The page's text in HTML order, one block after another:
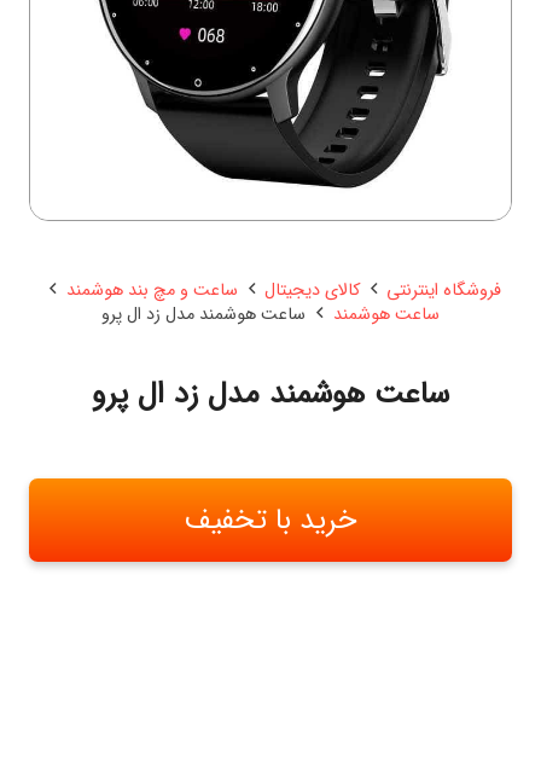
فروشگاه اینترنتی کالای دیجیتال
ساعت و مچ بند هوشمند
ساعت هوشمند
ساعت هوشمند مدل زد ال پرو
ساعت هوشمند مدل زد ال پرو
خرید با تخفیف